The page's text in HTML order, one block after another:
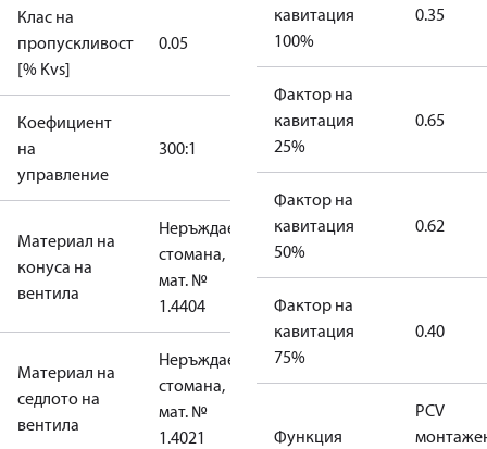
Клас на
пропускливост
[% Kvs]
0.05
Коефициент
на
управление
300:1
Материал на
конуса на
вентила
Неръждаема
стомана,
мат. №
1.4404
Материал на
седлото на
вентила
Неръждаема
стомана,
мат. №
1.4021
кавитация
100%
0.35
Фактор на
кавитация
25%
0.65
Фактор на
кавитация
50%
0.62
Фактор на
кавитация
75%
0.40
Функция
PCV